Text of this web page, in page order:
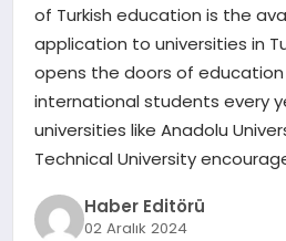
MAGAZIN
SPOR
YAŞAM
of Turkish education is the
application to universities in
opens the doors of
international students every
universities like Anadolu
Technical University
Haber Editörü
02 Aralık 2024